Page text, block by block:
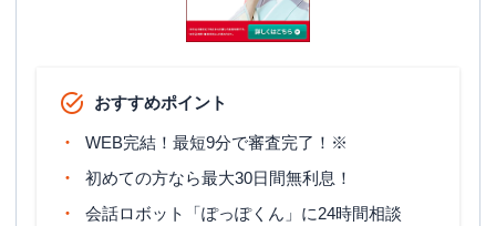
おすすめポイント
WEB完結！最短9分で審査完了！※
初めての方なら最大30日間無利息！
会話ロボット「ぽっぽくん」に24時間相談